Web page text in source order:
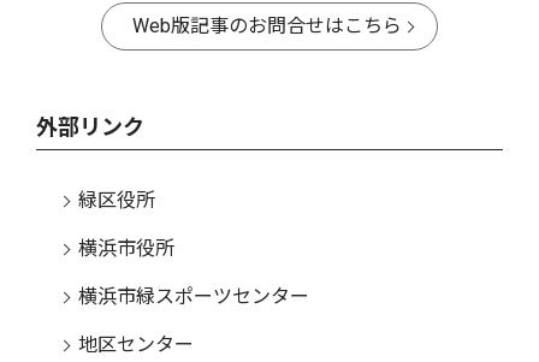
Web版記事のお問合せはこちら
外部リンク
緑区役所
横浜市役所
横浜市緑スポーツセンター
地区センター